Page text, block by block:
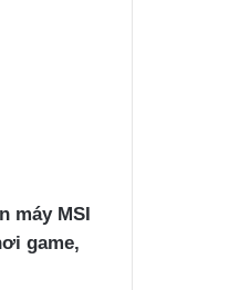
máy MSI
game,